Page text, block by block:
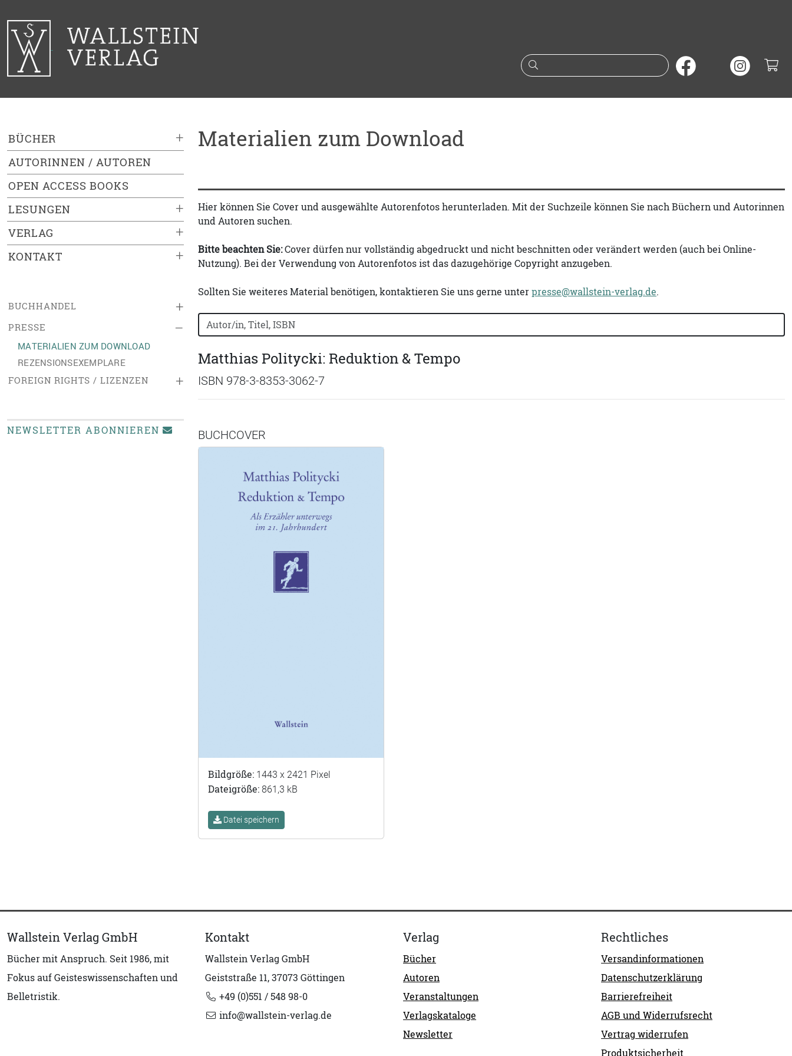
Suche nach Büchern oder
+
BÜCHER
AUTORINNEN / AUTOREN
OPEN ACCESS BOOKS
+
LESUNGEN
+
VERLAG
+
KONTAKT
+
BUCHHANDEL
–
PRESSE
MATERIALIEN ZUM DOWNLOAD
REZENSIONSEXEMPLARE
+
FOREIGN RIGHTS / LIZENZEN
NEWSLETTER ABONNIEREN
Materialien zum Download
Hier können Sie Cover und ausgewählte Autorenfotos herunterladen. Mit der Suchzeile können Sie nach Büchern und Autorinnen
und Autoren suchen.
Bitte beachten Sie:Cover dürfen nur vollständig abgedruckt und nicht beschnitten oder verändert werden (auch bei Online-
Nutzung). Bei der Verwendung von Autorenfotos ist das dazugehörige Copyright anzugeben.
Sollten Sie weiteres Material benötigen, kontaktieren Sie uns gerne unterpresse@wallstein-verlag.de.
Bücher nach Buchtitel, Autorennamen oder ISBN suchen:
Matthias Politycki: Reduktion & Tempo
ISBN 978-3-8353-3062-7
BUCHCOVER
Bildgröße: 1443 x 2421 Pixel
Dateigröße: 861,3 kB
Datei speichern
Wallstein Verlag GmbH
Bücher mit Anspruch. Seit 1986, mit
Fokus auf Geisteswissenschaften und
Belletristik.
Kontakt
Wallstein Verlag GmbH
Geiststraße 11, 37073 Göttingen
+49 (0)551 / 548 98-0
info@wallstein-verlag.de
Verlag
Bücher
Autoren
Veranstaltungen
Verlagskataloge
Newsletter
Rechtliches
Versandinformationen
Datenschutzerklärung
Barrierefreiheit
AGB und Widerrufsrecht
Vertrag widerrufen
Produktsicherheit